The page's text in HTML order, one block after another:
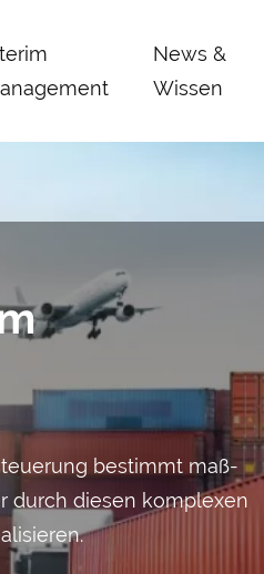
News &
Wissen
bestimmt maß­
durch diesen komplexen